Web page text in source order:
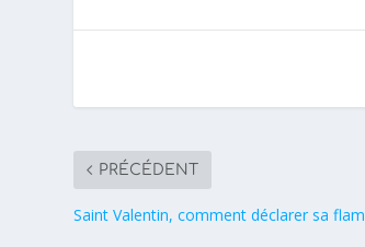
PRÉCÉDENT
Saint Valentin, comment déclarer sa